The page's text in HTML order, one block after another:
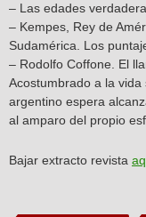
– Las edades
– Kempes, Rey de
Sudamérica. Los
– Rodolfo Coffone. El
Acostumbrado a la
argentino espera
al amparo del propio
Bajar extracto revista